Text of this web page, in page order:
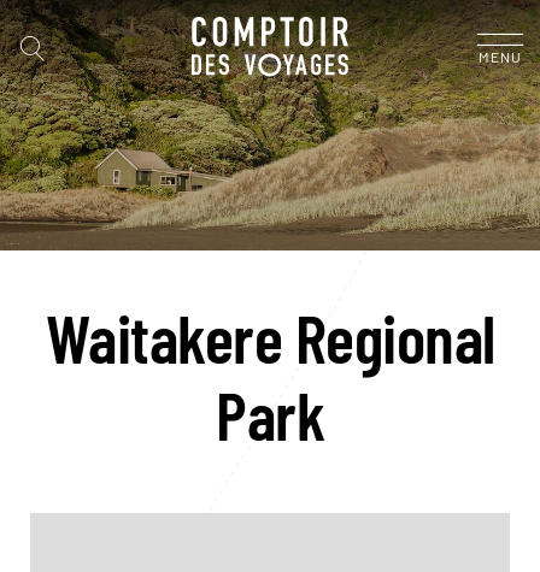
MENU
Waitakere Regional
Park